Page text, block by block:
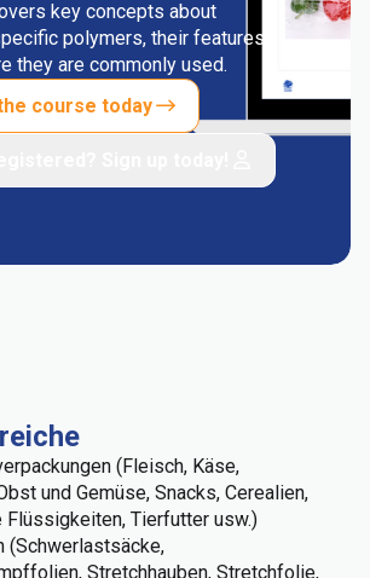
key concepts about
polymers, their features
they are commonly used.
course today
(Fleisch, Käse,
und Gemüse, Snacks, Cerealien,
Tierfutter usw.)
(Schwerlastsäcke,
Stretchhauben, Stretchfolie,